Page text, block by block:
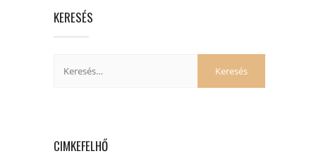
KERESÉS
CIMKEFELHŐ